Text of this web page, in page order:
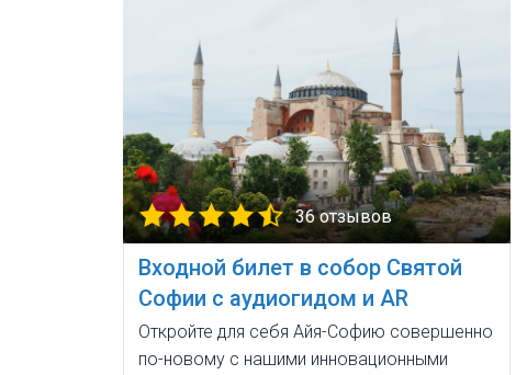
36 отзывов
Входной билет в собор Святой
Софии с аудиогидом и AR
Откройте для себя Айя-Софию совершенно
по-новому с нашими инновационными